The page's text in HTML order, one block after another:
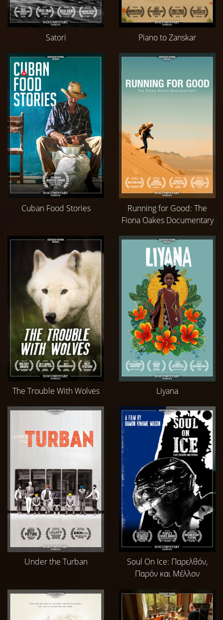
Satori Piano to Zanskar
Cuban Food Stories
Running for Good: The
Fiona Oakes Documentary
The Trouble With Wolves Liyana
Under the Turban
Soul On Ice: Παρελθόν,
Παρόν και Μέλλον